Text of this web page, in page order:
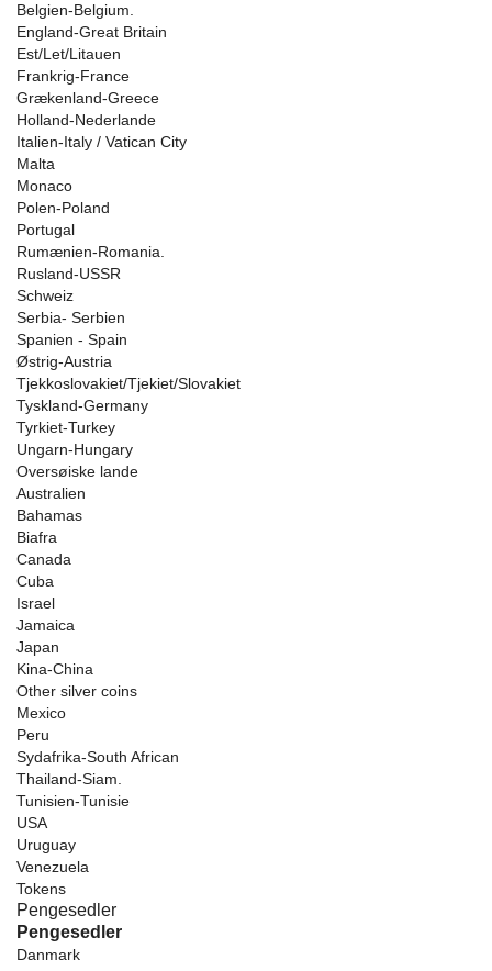
Belgien-Belgium.
England-Great Britain
Est/Let/Litauen
Frankrig-France
Grækenland-Greece
Holland-Nederlande
Italien-Italy / Vatican City
Malta
Monaco
Polen-Poland
Portugal
Rumænien-Romania.
Rusland-USSR
Schweiz
Serbia- Serbien
Spanien - Spain
Østrig-Austria
Tjekkoslovakiet/Tjekiet/Slovakiet
Tyskland-Germany
Tyrkiet-Turkey
Ungarn-Hungary
Oversøiske lande
Australien
Bahamas
Biafra
Canada
Cuba
Israel
Jamaica
Japan
Kina-China
Other silver coins
Mexico
Peru
Sydafrika-South African
Thailand-Siam.
Tunisien-Tunisie
USA
Uruguay
Venezuela
Tokens
Pengesedler
Pengesedler
Danmark